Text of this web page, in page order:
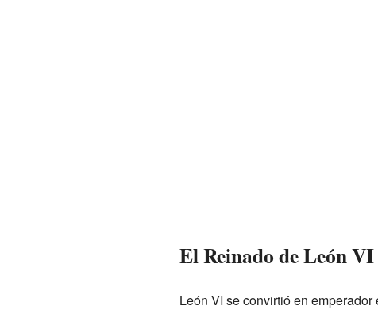
El Reinado de León VI
León VI se convirtió en